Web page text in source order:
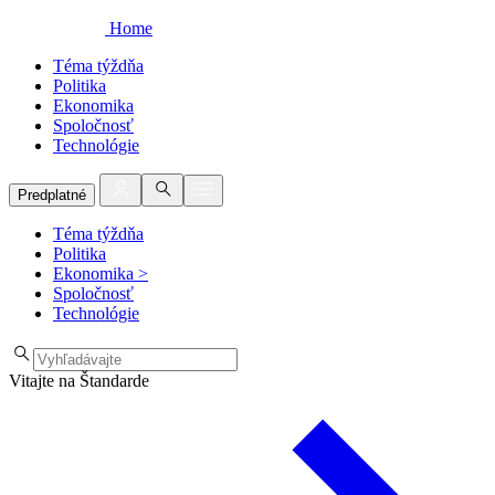
Home
Téma týždňa
Politika
Ekonomika
Spoločnosť
Technológie
Predplatné
Téma týždňa
Politika
Ekonomika >
Spoločnosť
Technológie
Vitajte na Štandarde